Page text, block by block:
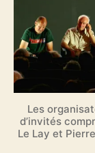
Les
d’invités
Le Lay et